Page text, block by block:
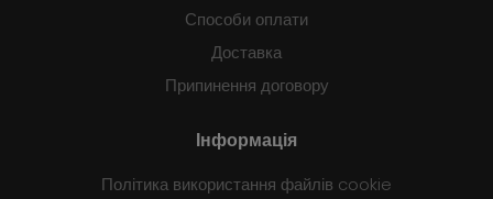
Способи оплати
Доставка
Припинення договору
Інформація
Політика використання файлів cookie